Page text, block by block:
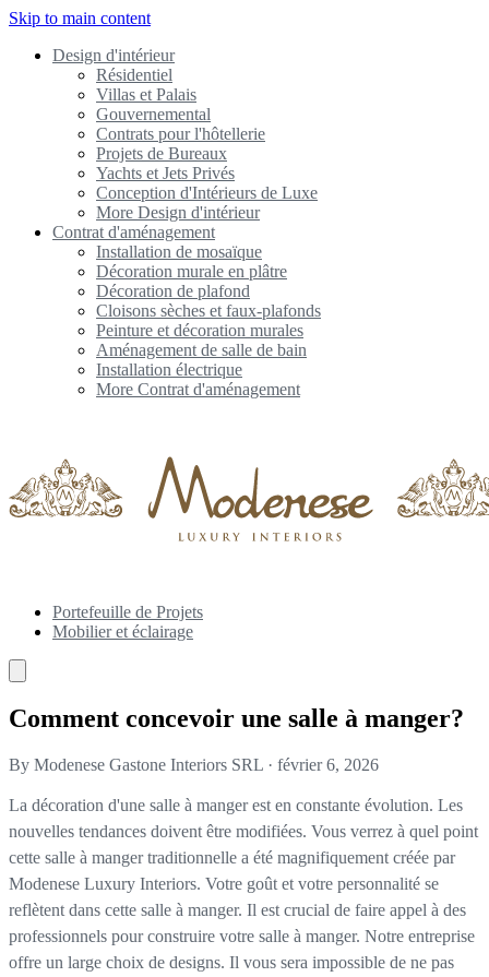
Skip to main content
Design d'intérieur
Résidentiel
Villas et Palais
Gouvernemental
Contrats pour l'hôtellerie
Projets de Bureaux
Yachts et Jets Privés
Conception d'Intérieurs de Luxe
More Design d'intérieur
Contrat d'aménagement
Installation de mosaïque
Décoration murale en plâtre
Décoration de plafond
Cloisons sèches et faux-plafonds
Peinture et décoration murales
Aménagement de salle de bain
Installation électrique
More Contrat d'aménagement
Portefeuille de Projets
Mobilier et éclairage
Comment concevoir une salle à manger?
By Modenese Gastone Interiors SRL · février 6, 2026
La décoration d'une salle à manger est en constante évolution. Les
nouvelles tendances doivent être modifiées. Vous verrez à quel point
cette salle à manger traditionnelle a été magnifiquement créée par
Modenese Luxury Interiors. Votre goût et votre personnalité se
reflètent dans cette salle à manger. Il est crucial de faire appel à des
professionnels pour construire votre salle à manger. Notre entreprise
offre un large choix de designs. Il vous sera impossible de ne pas